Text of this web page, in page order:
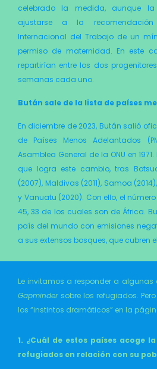
celebrado la medida, aunque
ajustarse a la
Internacional del Trabajo de un
permiso de maternidad. En este
repartirían entre los dos
semanas cada uno.
Bután sale de la lista de países
En diciembre de 2023, Bután salió
de Países Menos Adelantados
Asamblea General de la ONU en
que logra este cam­bio, tras
(2007), Mal­divas (2011), Samoa
y Vanuatu (2020). Con ello, el
45, 33 de los cuales son de África.
país del mundo con emisiones
a sus extensos bos­ques, que cubren
Le invitamos a responder a
Gapminder sobre los refugiados.
los “instintos dramáticos” en la
1. ¿Cuál de estos países acoge
refugiados en relación con su